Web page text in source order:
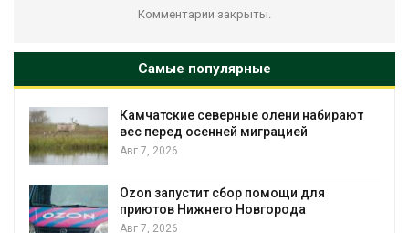
Комментарии закрыты.
Самые популярные
Камчатские северные олени набирают
вес перед осенней миграцией
Авг 7, 2026
Ozon запустит сбор помощи для
приютов Нижнего Новгорода
Авг 7, 2026